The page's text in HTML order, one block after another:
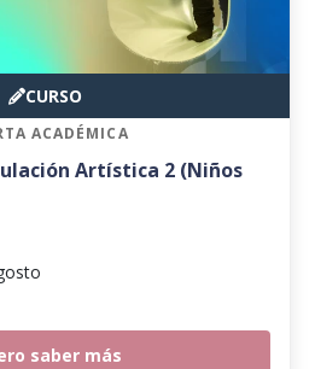
CURSO
ACADÉMICA
Artística 2 (Niños
saber más